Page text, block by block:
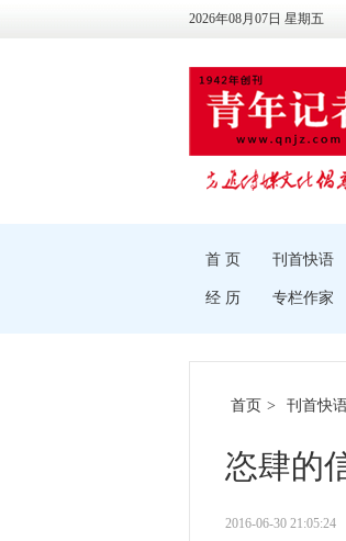
2026年08月07日 星期五
首 页 刊首快语
经 历 专栏作家
首页 > 刊首快
恣肆的
2016-06-30 21:05:24